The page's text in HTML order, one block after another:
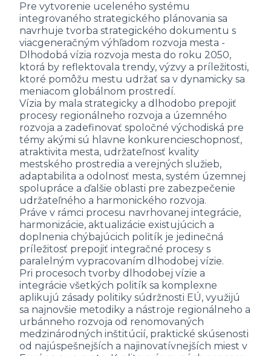
Pre vytvorenie uceleného systému
integrovaného strategického plánovania sa
navrhuje tvorba strategického dokumentu s
viacgeneračným výhľadom rozvoja mesta -
Dlhodobá vízia rozvoja mesta do roku 2050,
ktorá by reflektovala trendy, výzvy a príležitosti,
ktoré pomôžu mestu udržať sa v dynamicky sa
meniacom globálnom prostredí.
Vízia by mala strategicky a dlhodobo prepojiť
procesy regionálneho rozvoja a územného
rozvoja a zadefinovať spoločné východiská pre
témy akými sú hlavne konkurencieschopnosť,
atraktivita mesta, udržateľnosť kvality
mestského prostredia a verejných služieb,
adaptabilita a odolnosť mesta, systém územnej
spolupráce a ďalšie oblasti pre zabezpečenie
udržateľného a harmonického rozvoja.
Práve v rámci procesu navrhovanej integrácie,
harmonizácie, aktualizácie existujúcich a
doplnenia chýbajúcich politík je jedinečná
príležitosť prepojiť integračné procesy s
paralelným vypracovaním dlhodobej vízie.
Pri procesoch tvorby dlhodobej vízie a
integrácie všetkých politík sa komplexne
aplikujú zásady politiky súdržnosti EÚ, využijú
sa najnovšie metodiky a nástroje regionálneho a
urbánneho rozvoja od renomovaných
medzinárodných inštitúcií, praktické skúsenosti
od najúspešnejších a najinovatívnejších miest v